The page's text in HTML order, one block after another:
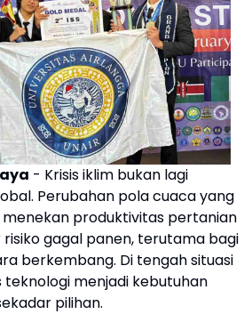
- Krisis iklim bukan lagi
Perubahan pola cuaca yang
produktivitas pertanian
gagal panen, terutama bagi
berkembang. Di tengah situasi
teknologi menjadi kebutuhan
pilihan.